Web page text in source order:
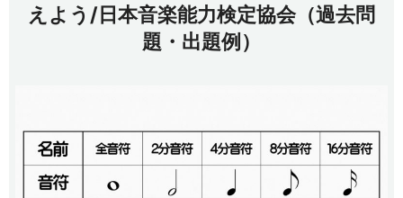
えよう/日本音楽能力検定協会（過去問
題・出題例）